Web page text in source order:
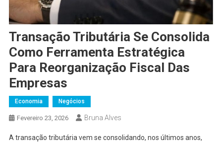
Transação Tributária Se Consolida
Como Ferramenta Estratégica
Para Reorganização Fiscal Das
Empresas
Economia Negócios
Fevereiro 23, 2026 Bruna Alves
A transação tributária vem se consolidando, nos últimos anos,